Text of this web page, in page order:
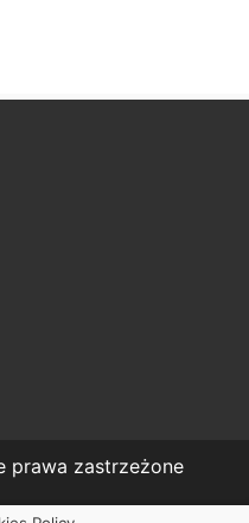
prawa zastrzeżone